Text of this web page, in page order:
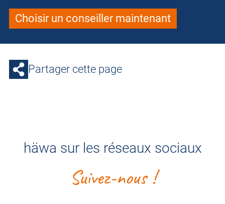
Choisir un conseiller maintenant
Partager cette page
häwa sur les réseaux sociaux
Suivez-nous !